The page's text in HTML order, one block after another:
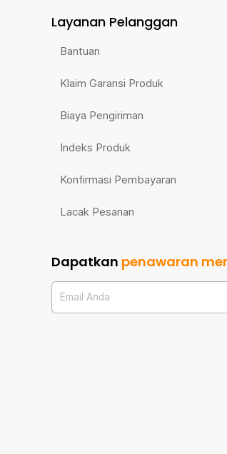
Layanan Pelanggan
Bantuan
Klaim Garansi Produk
Biaya Pengiriman
Indeks Produk
Konfirmasi Pembayaran
Lacak Pesanan
Dapatkan penawaran
Email Anda